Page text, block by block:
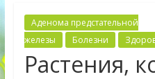
Аденома предстательной
железы
Болезни
Растения,